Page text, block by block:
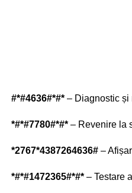
#*#4636#*#*– Diagnostic și
*#*#7780#*#*– Revenire la
*2767*4387264636#–
*#*#1472365#*#*– Testare